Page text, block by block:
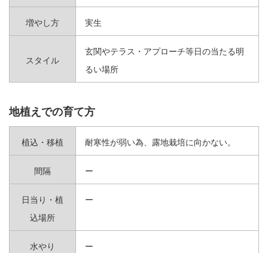
増やし方 実生
スタイル
玄関やテラス・アプローチ等日の当たる明
るい場所
地植えでの育て方
植込・移植 耐寒性が弱い為、露地栽培に向かない。
間隔 ー
日当り・植
込場所
ー
水やり ー
ハンギング
花、香りも楽しめる
グランドカバー向き
TYPE